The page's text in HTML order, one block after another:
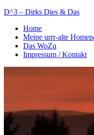
Zum
springen
D^3 – Dirks Dies & Das
Mein
Notizblog
Home
Meine urrr-alte
Das WoZu
Impressum / Kontakt